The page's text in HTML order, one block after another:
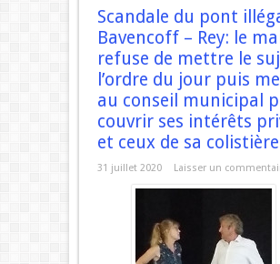
Scandale du pont
Bavencoff – Rey: le
refuse de mettre le
l’ordre du jour puis
au conseil municipal
couvrir ses intérêts
et ceux de sa colistière
31 juillet 2020 Laisser un